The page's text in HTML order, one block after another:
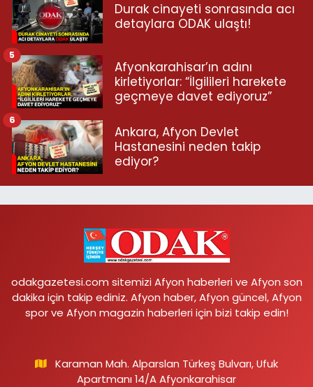
Durak cinayeti sonrasında acı
detaylara ODAK ulaştı!
Afyonkarahisar’ın adını
kirletiyorlar: “İlgilileri harekete
geçmeye davet ediyoruz”
5
Ankara, Afyon Devlet
Hastanesini neden takip
ediyor?
6
odakgazetesi.com sitemizi Afyon haberleri ve Afyon son
dakika için takip ediniz. Afyon haber, Afyon güncel, Afyon
spor ve Afyon magazin haberleri için bizi takip edin!
Karaman Mah. Alparslan Türkeş Bulvarı, Ufuk
Apartmanı 14/A Afyonkarahisar